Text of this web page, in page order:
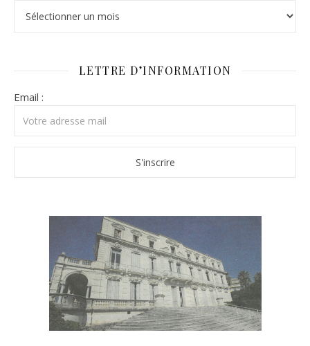
LETTRE D’INFORMATION
Email :